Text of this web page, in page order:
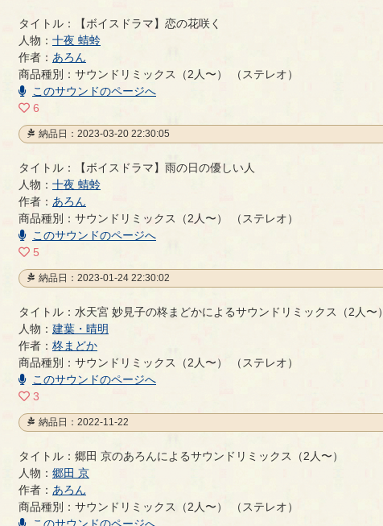
【ボイスドラマ】恋の花咲く
タイトル：【ボイスドラマ】恋の花咲く
人物： 十夜 蜻蛉
作者： あろん
商品種別：サウンドリミックス（2人〜） （ステレオ）
このサウンドのページへ
6
納品日：2023-03-20 22:30:05
【ボイスドラマ】雨の日の優しい人
タイトル：【ボイスドラマ】雨の日の優しい人
人物： 十夜 蜻蛉
作者： あろん
商品種別：サウンドリミックス（2人〜） （ステレオ）
このサウンドのページへ
5
納品日：2023-01-24 22:30:02
水天宮 妙見子の柊まどかによるサウンドリミックス（2人〜）
タイトル：水天宮 妙見子の柊まどかによるサウンドリミックス（2人〜）
人物： 建葉・晴明
作者： 柊まどか
商品種別：サウンドリミックス（2人〜） （ステレオ）
このサウンドのページへ
3
納品日：2022-11-22
郷田 京のあろんによるサウンドリミックス（2人〜）
タイトル：郷田 京のあろんによるサウンドリミックス（2人〜）
人物： 郷田 京
作者： あろん
商品種別：サウンドリミックス（2人〜） （ステレオ）